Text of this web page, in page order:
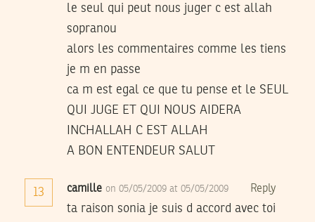
le seul qui peut nous juger c est allah
sopranou
alors les commentaires comme les tiens
je m en passe
ca m est egal ce que tu pense et le SEUL
QUI JUGE ET QUI NOUS AIDERA
INCHALLAH C EST ALLAH
A BON ENTENDEUR SALUT
13 camille on 05/05/2009 at 05/05/2009 Reply
ta raison sonia je suis d accord avec toi